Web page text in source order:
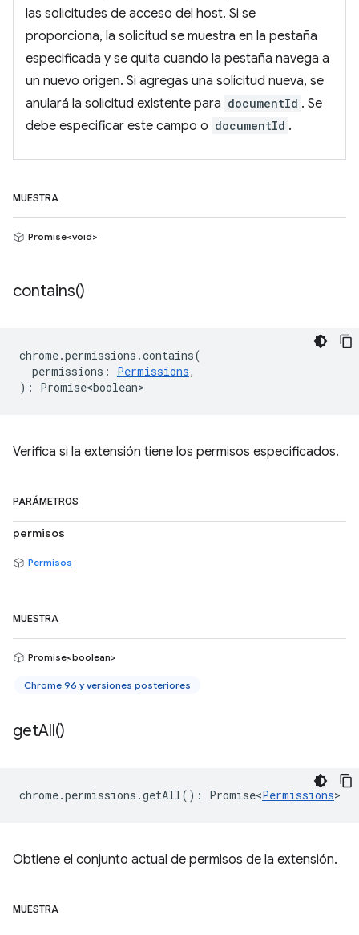
las solicitudes de acceso del host. Si se
proporciona, la solicitud se muestra en la pestaña
especificada y se quita cuando la pestaña navega a
un nuevo origen. Si agregas una solicitud nueva, se
anulará la solicitud existente para documentId . Se
debe especificar este campo o documentId .
MUESTRA
Promise<void>
contains()
chrome.permissions .contains(
permissions : Permissions,
) : Promise<boolean>
Verifica si la extensión tiene los permisos especificados.
PARÁMETROS
permisos
Permisos
MUESTRA
Promise<boolean>
Chrome 96 y versiones posteriores
getAll()
chrome.permissions .getAll () : Promise<Permissions>
Obtiene el conjunto actual de permisos de la extensión.
MUESTRA